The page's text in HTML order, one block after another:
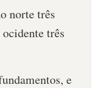
norte três
três
e